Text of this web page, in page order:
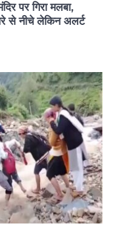
पर गिरा मलबा,
से नीचे लेकिन अलर्ट